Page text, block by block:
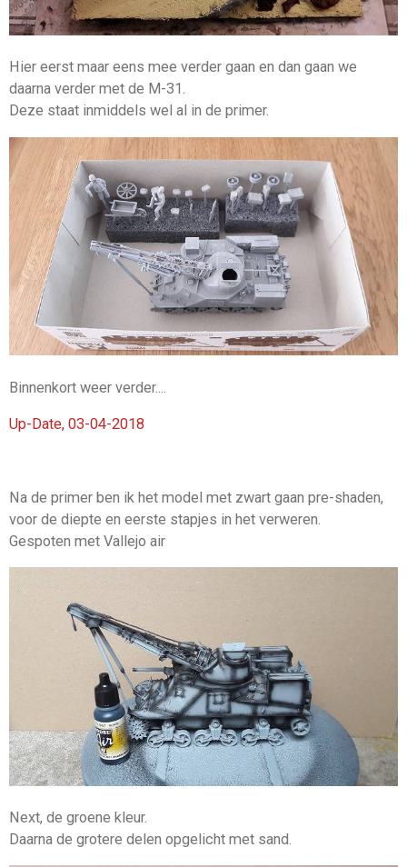
Hier eerst maar eens mee verder gaan en dan gaan we
daarna verder met de M-31.
Deze staat inmiddels wel al in de primer.
Binnenkort weer verder....
Up-Date, 03-04-2018
Na de primer ben ik het model met zwart gaan pre-shaden,
voor de diepte en eerste stapjes in het verweren.
Gespoten met Vallejo air
Next, de groene kleur.
Daarna de grotere delen opgelicht met sand.